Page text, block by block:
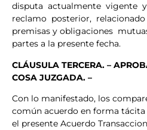
disputa actualmente vigente
reclamo posterior, relacionado
premisas y obligaciones
partes a la presente fecha.
CLÁUSULA TERCERA. –
COSA JUZGADA. –
Con lo manifestado, los
común acuerdo en forma tácita
el presente Acuerdo